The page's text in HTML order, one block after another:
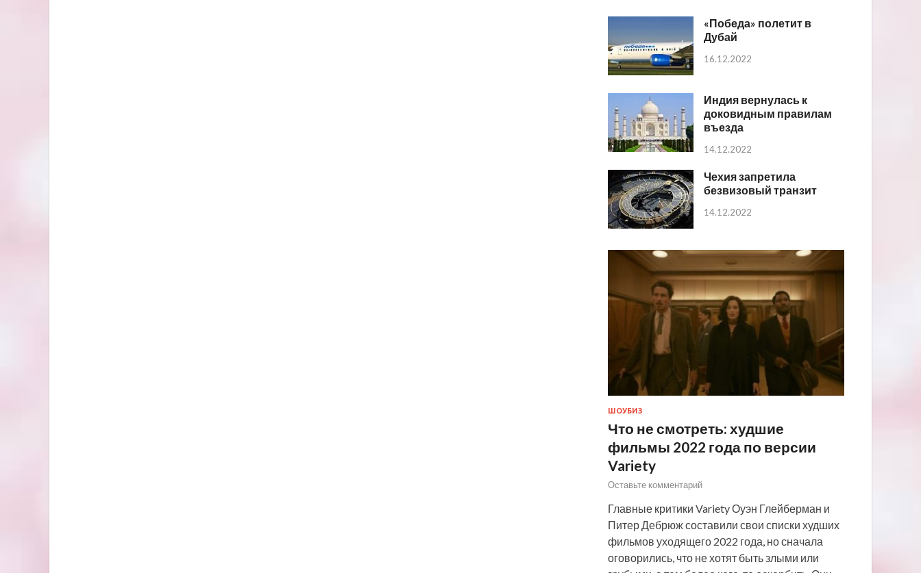
«Победа» полетит в
Дубай
16.12.2022
Индия вернулась к
доковидным правилам
въезда
14.12.2022
Чехия запретила
безвизовый транзит
14.12.2022
ШОУБИЗ
Что не смотреть: худшие
фильмы 2022 года по версии
Variety
Оставьте комментарий
Главные критики Variety Оуэн Глейберман и
Питер Дебрюж составили свои списки худших
фильмов уходящего 2022 года, но сначала
оговорились, что не хотят быть злыми или